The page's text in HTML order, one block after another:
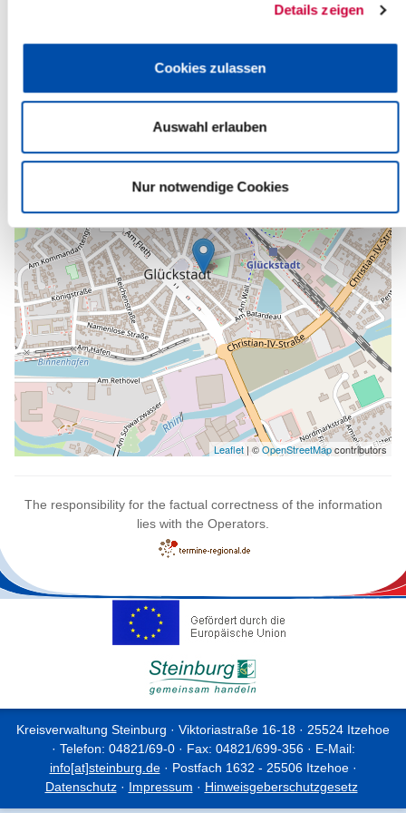
Details zeigen
Cookies zulassen
Auswahl erlauben
Nur notwendige Cookies
-
Leaflet | ©OpenStreetMapcontributors
The responsibility for the factual correctness of the information
lies with the Operators.
Kreisverwaltung Steinburg · Viktoriastraße 16-18 · 25524 Itzehoe
· Telefon: 04821/69-0 · Fax: 04821/699-356 · E-Mail:
info[at]steinburg.de· Postfach 1632 - 25506 Itzehoe ·
Datenschutz· Impressum · Hinweisgeberschutzgesetz